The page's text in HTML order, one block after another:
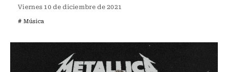
Viernes 10 de diciembre de 2021
# Música